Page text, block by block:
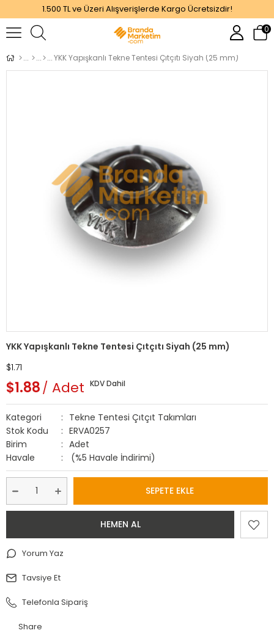
1.500 TL ve Üzeri Alışverişlerde Kargo Ücretsizdir!
0
YKK Yapışkanlı Tekne Tentesi Çıtçıtı Siyah (25 mm)
YKK Yapışkanlı Tekne Tentesi Çıtçıtı Siyah (25 mm)
$1.71
KDV Dahil
$1.88 Adet
Kategori
Tekne Tentesi Çıtçıt Takımları
Stok Kodu
ERVA0257
Birim
Adet
Havale
(%5 Havale İndirimi)
Yorum Yaz
Tavsiye Et
Telefonla Sipariş
Share